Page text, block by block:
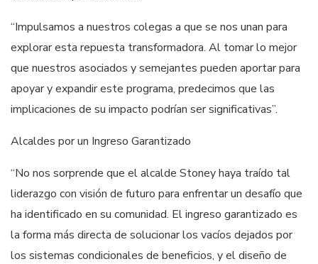
“Impulsamos a nuestros colegas a que se nos unan para
explorar esta repuesta transformadora. Al tomar lo mejor
que nuestros asociados y semejantes pueden aportar para
apoyar y expandir este programa, predecimos que las
implicaciones de su impacto podrían ser significativas”.
Alcaldes por un Ingreso Garantizado
“No nos sorprende que el alcalde Stoney haya traído tal
liderazgo con visión de futuro para enfrentar un desafío que
ha identificado en su comunidad. El ingreso garantizado es
la forma más directa de solucionar los vacíos dejados por
los sistemas condicionales de beneficios, y el diseño de